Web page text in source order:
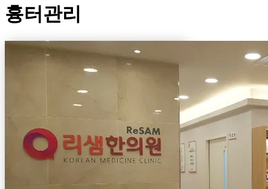
흉터관리